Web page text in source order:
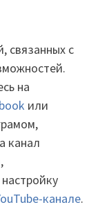
связанных с
на
или
канал
канале.